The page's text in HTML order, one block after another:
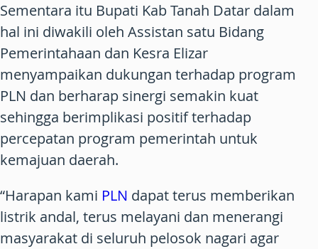
Sementara itu Bupati Kab Tanah Datar dalam
hal ini diwakili oleh Assistan satu Bidang
Pemerintahaan dan Kesra Elizar
menyampaikan dukungan terhadap program
PLN dan berharap sinergi semakin kuat
sehingga berimplikasi positif terhadap
percepatan program pemerintah untuk
kemajuan daerah.
“Harapan kami PLN dapat terus memberikan
listrik andal, terus melayani dan menerangi
masyarakat di seluruh pelosok nagari agar